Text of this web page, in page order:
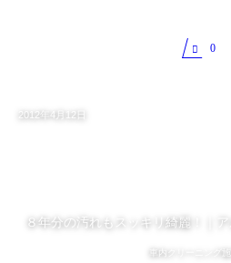
0
８年分の汚れもスッキリ綺麗！｜
2012年4月12日
車内クリーニング施